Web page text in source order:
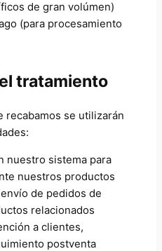
de gran volúmen)
(para procesamiento
tratamiento
recabamos se utilizarán
nuestro sistema para
nuestros productos
de pedidos de
relacionados
a clientes,
postventa